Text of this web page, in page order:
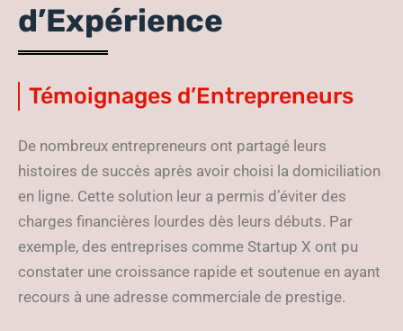
d’Expérience
Témoignages d’Entrepreneurs
De nombreux entrepreneurs ont partagé leurs
histoires de succès après avoir choisi la domiciliation
en ligne. Cette solution leur a permis d’éviter des
charges financières lourdes dès leurs débuts. Par
exemple, des entreprises comme Startup X ont pu
constater une croissance rapide et soutenue en ayant
recours à une adresse commerciale de prestige.